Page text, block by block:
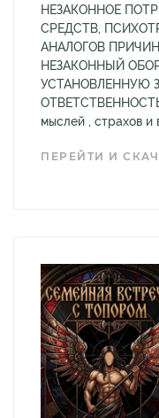
НЕЗАКОННОЕ
СРЕДСТВ,
АНАЛОГОВ
НЕЗАКОННЫЙ
УСТАНОВЛЕННУЮ
ОТВЕТСТВЕННОСТЬ
мыслей , страхов и
ПЕРЕЙТИ И